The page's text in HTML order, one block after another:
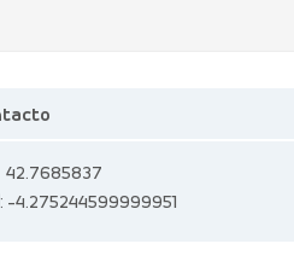
: -4.275244599999951